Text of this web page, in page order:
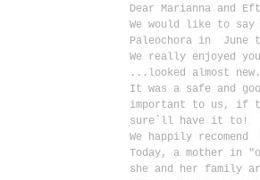
Dear Marianna and
We would like to
Paleochora in  June
We really enjoyed
...looked almost
It was a safe and
important to us, if
        sure`ll have it to!
We happily recomend
Today, a mother in
she and her family